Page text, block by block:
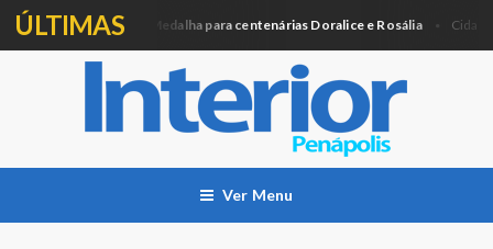
ÚLTIMAS
Câmara entregará Medalha para centenárias Doralice e Rosália Cidade
Ver Menu